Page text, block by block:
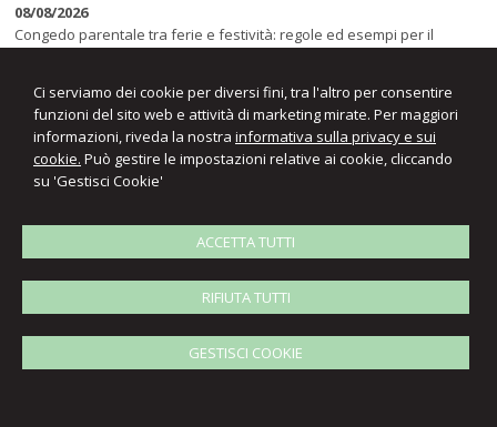
Ci serviamo dei cookie per diversi fini, tra l'altro per consentire
funzioni del sito web e attività di marketing mirate. Per maggiori
informazioni, riveda la nostra informativa sulla privacy e sui
cookie. Può gestire le impostazioni relative ai cookie, cliccando
su 'Gestisci Cookie'
ACCETTA TUTTI
RIFIUTA TUTTI
GESTISCI COOKIE
08/08/2026
Congedo parentale tra ferie e festività: regole ed esempi per il
tudio Associato
Consulenti del lavoro